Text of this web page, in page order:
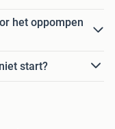
het oppompen
start?